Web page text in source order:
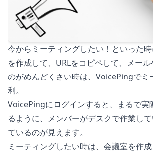
今からミーティングしたい！といった
を作成して、URLをコピペして、メー
のがめんどくさい時は、VoicePingでミ
利。
VoicePingにログインすると、まるで実
るように、メンバーがデスクで作業し
ているのが見えます。
ミーティングしたい時は、会議室を作